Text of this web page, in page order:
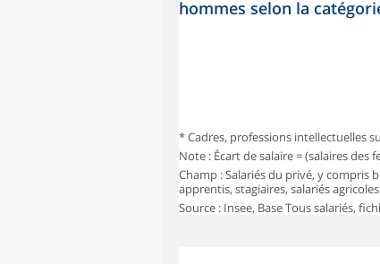
hommes selon la
* Cadres, professions intellectuelles
Note : Écart de salaire = (salaires des
Champ : Salariés du privé, y compris
apprentis, stagiaires, salariés
Source : Insee, Base Tous salariés,